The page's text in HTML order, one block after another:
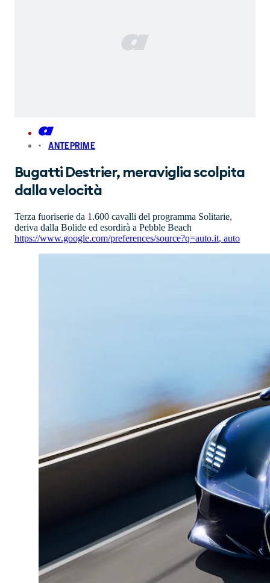
ANTEPRIME
Bugatti Destrier, meraviglia scolpita
dalla velocità
Terza fuoriserie da 1.600 cavalli del programma Solitarie,
deriva dalla Bolide ed esordirà a Pebble Beach
https://www.google.com/preferences/source?q=auto.it, auto